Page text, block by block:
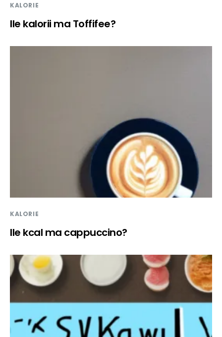
KALORIE
Ile kalorii ma Toffifee?
KALORIE
Ile kcal ma cappuccino?